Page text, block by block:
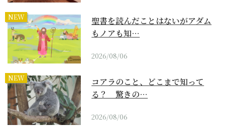
NEW
聖書を読んだことはないがアダム
もノアも知…
2026/08/06
NEW
コアラのこと、どこまで知って
る？ 驚きの…
2026/08/06